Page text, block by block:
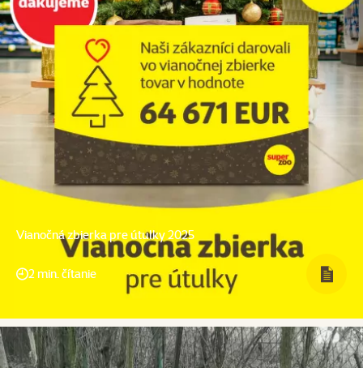
Vianočná zbierka pre útulky 2025
2 min. čítanie